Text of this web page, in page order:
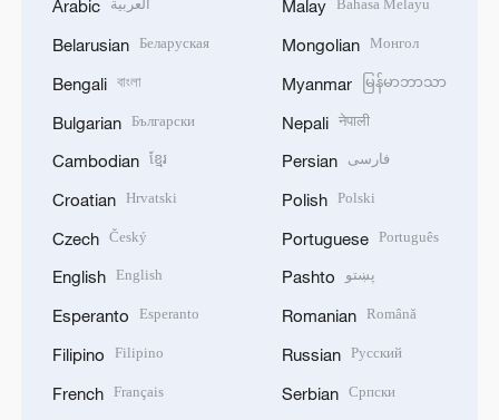
Arabic
Belarusian Беларуская
Bengali বাংলা
Bulgarian Български
Cambodian ខ្មែរ
Croatian Hrvatski
Czech Český
English English
Esperanto Esperanto
Filipino Filipino
French Français
Malay
Mongolian Монгол
Myanmar မြန်မာဘာသာ
Nepali नेपाली
Persian فارسی
Polish Polski
Portuguese Português
Pashto پښتو
Romanian Română
Russian Русский
Serbian Српски